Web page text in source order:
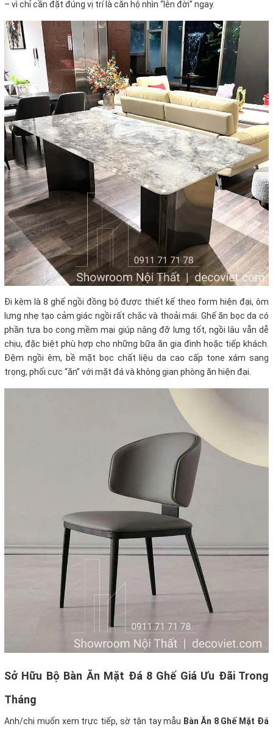
– vì chỉ cần đặt đúng vị trí là căn hộ nhìn “lên đời” ngay.
Đi kèm là 8 ghế ngồi đồng bộ được thiết kế theo form hiện đại, ôm
lưng nhẹ tạo cảm giác ngồi rất chắc và thoải mái. Ghế ăn bọc da có
phần tựa bo cong mềm mại giúp nâng đỡ lưng tốt, ngồi lâu vẫn dễ
chịu, đặc biệt phù hợp cho những bữa ăn gia đình hoặc tiếp khách.
Đệm ngồi êm, bề mặt bọc chất liệu da cao cấp tone xám sang
trọng, phối cực “ăn” với mặt đá và không gian phòng ăn hiện đại.
Sở Hữu Bộ Bàn Ăn Mặt Đá 8 Ghế Giá Ưu Đãi Trong
Tháng
Anh/chị muốn xem trực tiếp, sờ tận tay mẫu Bàn Ăn 8 Ghế Mặt Đá